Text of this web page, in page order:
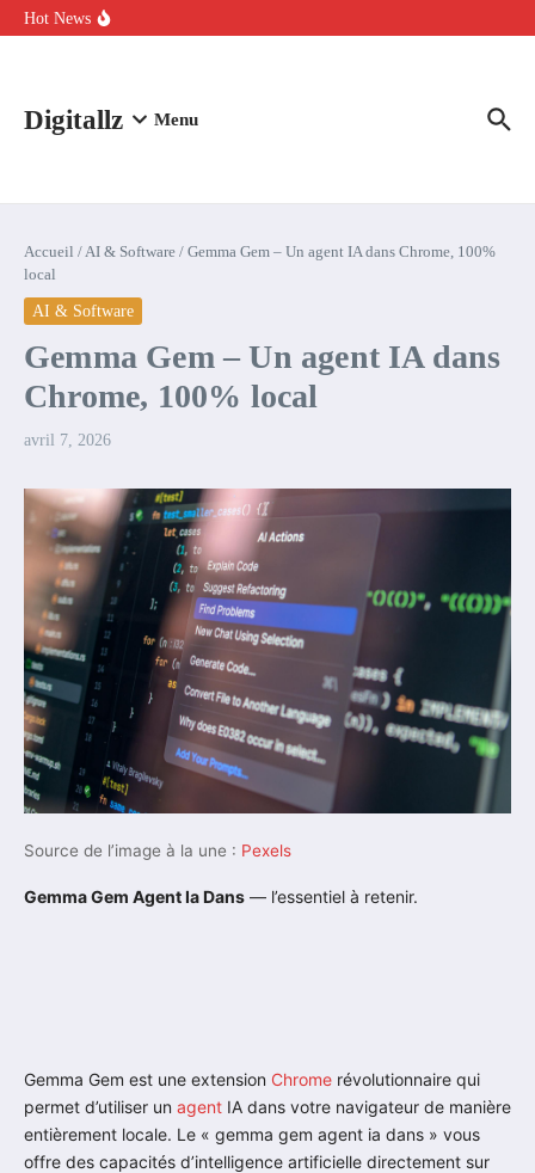
Aller au contenu
Hot News
Comment l’IA simplifie la data de caisse pour la transformer en
Digitallz Menu
Accueil /AI & Software / Gemma Gem – Un agent IA dans Chrome, 100%
local
AI & Software
Gemma Gem – Un agent IA dans
Chrome, 100% local
avril 7, 2026
Source de l’image à la une : Pexels
Gemma Gem Agent Ia Dans — l’essentiel à retenir.
Gemma Gem est une extension Chrome révolutionnaire qui
permet d’utiliser un agent IA dans votre navigateur de manière
entièrement locale. Le « gemma gem agent ia dans » vous
offre des capacités d’intelligence artificielle directement sur